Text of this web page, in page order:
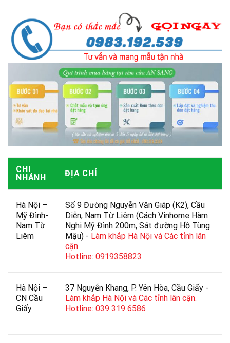
CHI
NHÁNH
ĐỊA CHỈ
Hà Nội –
Mỹ Đình-
Nam Từ
Liêm
Số 9 Đường Nguyễn Văn Giáp (K2), Cầu
Diễn, Nam Từ Liêm (Cách Vinhome Hàm
Nghi Mỹ Đình 200m, Sát đường Hồ Tùng
Mậu) - Làm khắp Hà Nội và Các tỉnh lân
cận.
Hotline: 0919358823
Hà Nội –
CN Cầu
Giấy
37 Nguyễn Khang, P. Yên Hòa, Cầu Giấy -
Làm khắp Hà Nội và Các tỉnh lân cận.
Hotline: 039 319 6586